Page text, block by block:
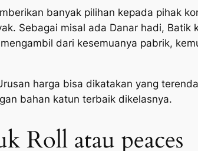
banyak pilihan kepada pihak
Sebagai misal ada Danar hadi, Batik
dari kesemuanya pabrik,
harga bisa dikatakan yang
bahan katun terbaik dikelasnya.
Roll atau peaces